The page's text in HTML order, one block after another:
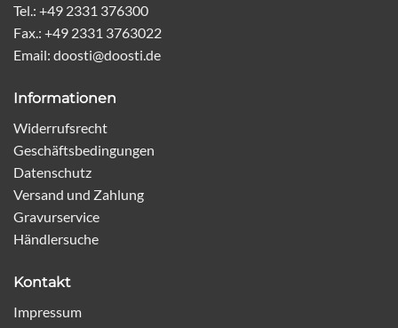
Tel.: +49 2331 376300
Fax.: +49 2331 3763022
Email: doosti@doosti.de
Informationen
Widerrufsrecht
Geschäftsbedingungen
Datenschutz
Versand und Zahlung
Gravurservice
Händlersuche
Kontakt
Impressum